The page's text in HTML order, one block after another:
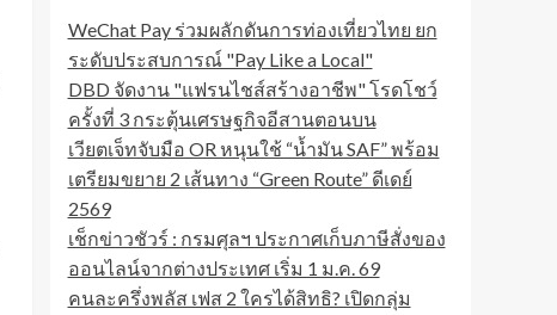
WeChat Pay ร่วมผลักดันการท่องเที่ยวไทย ยก
ระดับประสบการณ์ "Pay Like a Local"
DBD จัดงาน "แฟรนไชส์สร้างอาชีพ" โรดโชว์
ครั้งที่ 3 กระตุ้นเศรษฐกิจอีสานตอนบน
เวียตเจ็ทจับมือ OR หนุนใช้ “น้ำมัน SAF” พร้อม
เตรียมขยาย 2 เส้นทาง “Green Route” ดีเดย์
2569
เช็กข่าวชัวร์ : กรมศุลฯ ประกาศเก็บภาษีสั่งของ
ออนไลน์จากต่างประเทศ เริ่ม 1 ม.ค. 69
คนละครึ่งพลัส เฟส 2 ใครได้สิทธิ? เปิดกลุ่ม